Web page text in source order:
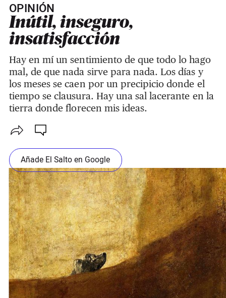
OPINIÓN
Inútil, inseguro,
insatisfacción
Hay en mí un sentimiento de que todo lo hago
mal, de que nada sirve para nada. Los días y
los meses se caen por un precipicio donde el
tiempo se clausura. Hay una sal lacerante en la
tierra donde florecen mis ideas.
Añade El Salto en Google